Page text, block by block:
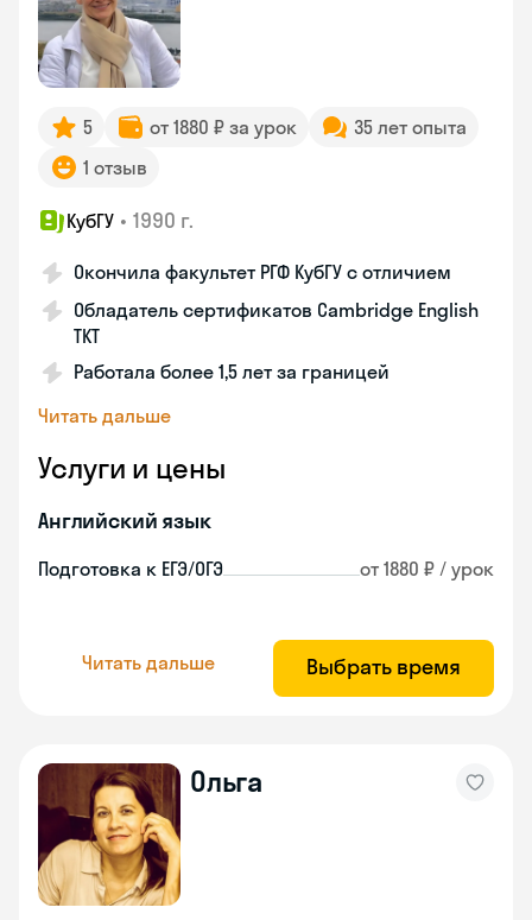
5 от 1880 ₽ за урок
35 лет опыта
1 отзыв
КубГУ • 1990 г.
Окончила факультет РГФ КубГУ с отличием
Обладатель сертификатов Cambridge English
TKT
Работала более 1,5 лет за границей
Читать дальше
Услуги и цены
Английский язык
Подготовка к ЕГЭ/ОГЭ от 1880 ₽ / урок
Читать дальше Выбрать время
Ольга